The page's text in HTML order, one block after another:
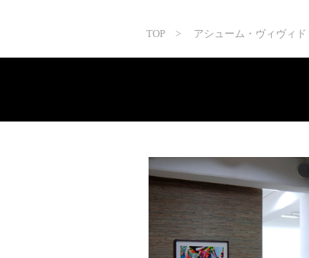
TOP> アシューム・ヴィヴィド